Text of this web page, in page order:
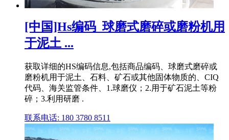
[中国]Hs编码_球磨式磨碎或磨粉机用
于泥土 ...
获取详细的HS编码信息,包括商品编码、球磨式磨碎或
磨粉机用于泥土、石料、矿石或其他固体物质的、CIQ
代码、海关监管条件、1.球磨仪；2.用于矿石泥土等粉
碎；3.利用研磨 .
联系电话: 180 3780 8511